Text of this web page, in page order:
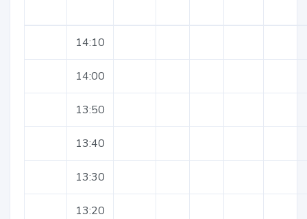
14:10
14:00
13:50
13:40
13:30
13:20